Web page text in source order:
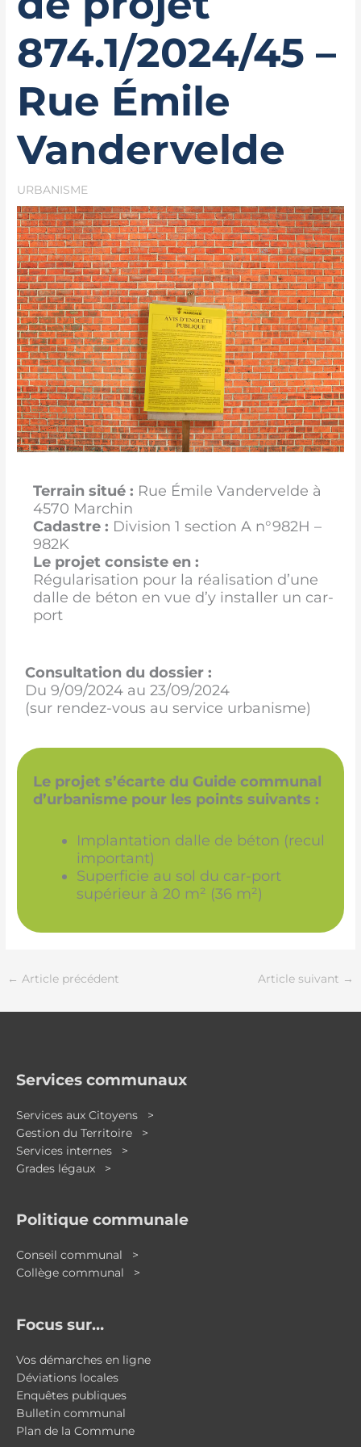
874.1/2024/45 –
Rue Émile
Vandervelde
URBANISME
Terrain situé : Rue Émile Vandervelde à
4570 Marchin
Cadastre : Division 1 section A n°982H –
982K
Le projet consiste en :
Régularisation pour la réalisation d’une
dalle de béton en vue d’y installer un car-
port
Consultation du dossier :
Du 9/09/2024 au 23/09/2024
(sur rendez-vous au service urbanisme)
Le projet s’écarte du Guide communal
d’urbanisme pour les points suivants :
Implantation dalle de béton (recul
important)
Superficie au sol du car-port
supérieur à 20 m² (36 m²)
← Article précédent Article suivant →
Services communaux
Services aux Citoyens >
Gestion du Territoire >
Services internes >
Grades légaux >
Politique communale
Conseil communal >
Collège communal >
Focus sur…
Vos démarches en ligne
Déviations locales
Enquêtes publiques
Bulletin communal
Plan de la Commune